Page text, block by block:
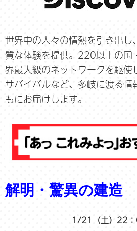
世界中の人々の情熱を引き出し
質な体験を提供。220以上の国
界最大級のネットワークを駆使
サバイバルなど、多岐に渡る情
もにお届けします。
解明・驚異の建造
1/21（土）22